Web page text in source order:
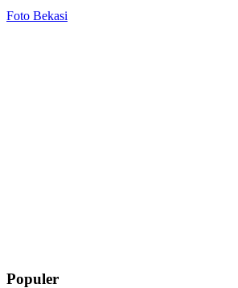
Foto Bekasi
Populer